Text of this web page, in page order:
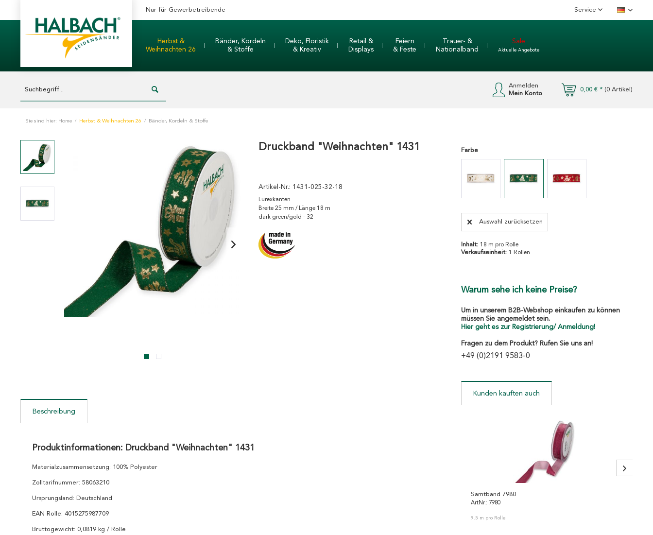
Nur für Gewerbetreibende Service Deutsch
Herbst &
Weihnachten 26
Bänder, Kordeln
& Stoffe
Deko, Floristik
& Kreativ
Retail &
Displays
Feiern
& Feste
Trauer- &
Nationalband
Sale
Aktuelle Angebote
0,00 € * (0 Artikel)
Anmelden
Mein Konto
Sie sind hier: Home / Herbst & Weihnachten 26 / Bänder, Kordeln & Stoffe
Druckband "Weihnachten" 1431
Artikel-Nr.: 1431-025-32-18
Lurexkanten
Breite 25 mm / Länge 18 m
dark green/gold - 32
Beschreibung
Produktinformationen: Druckband "Weihnachten" 1431
Materialzusammensetzung: 100% Polyester
Zolltarifnummer: 58063210
Ursprungsland: Deutschland
EAN Rolle: 4015275987709
Bruttogewicht: 0,0819 kg / Rolle
Farbe
Auswahl zurücksetzen
Inhalt: 18 m pro Rolle
Verkaufseinheit: 1 Rollen
Warum sehe ich keine Preise?
Um in unserem B2B-Webshop einkaufen zu können
müssen Sie angemeldet sein.
Hier geht es zur Registrierung/ Anmeldung!
Fragen zu dem Produkt? Rufen Sie uns an!
+49 (0)2191 9583-0
Kunden kauften auch
Samtband 7980
ArtNr.: 7980
9.5 m pro Rolle